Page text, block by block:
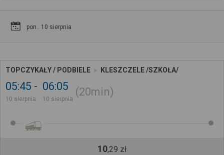
pon.. 10 sierpnia
TOPCZYKAŁY / PODBIELE KLESZCZELE /SZKOŁA/
05:45
10 sierpnia
06:05
10 sierpnia
20min
10,29 zł